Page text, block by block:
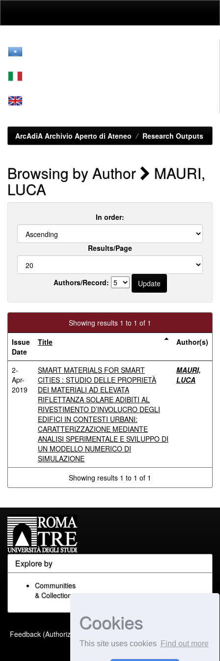
Cookies
This site uses cookies Find out more
ArcAdiA Archivio Aperto di Ateneo Research Outputs
Browsing by Author MAURI,
LUCA
In order:
Results/Page
Authors/Record:
Showing results 1 to 1 of 1
Issue
Date
Title Author(s)
2-
Apr-
2019
SMART MATERIALS FOR SMART
CITIES : STUDIO DELLE PROPRIETÀ
DEI MATERIALI AD ELEVATA
RIFLETTANZA SOLARE ADIBITI AL
RIVESTIMENTO D’INVOLUCRO DEGLI
EDIFICI IN CONTESTI URBANI:
CARATTERIZZAZIONE MEDIANTE
ANALISI SPERIMENTALE E SVILUPPO DI
UN MODELLO NUMERICO DI
SIMULAZIONE
MAURI,
LUCA
Showing results 1 to 1 of 1
Explore by
Communities
& Collections
Feedback (Authorized Only) Built with
Extension maintained and